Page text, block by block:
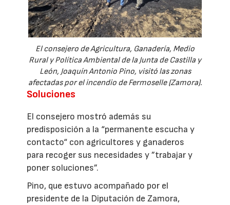
El consejero de Agricultura, Ganadería, Medio
Rural y Política Ambiental de la Junta de Castilla y
León, Joaquín Antonio Pino, visitó las zonas
afectadas por el incendio de Fermoselle (Zamora).
Soluciones
El consejero mostró además su
predisposición a la “permanente escucha y
contacto“ con agricultores y ganaderos
para recoger sus necesidades y ”trabajar y
poner soluciones”.
Pino, que estuvo acompañado por el
presidente de la Diputación de Zamora,